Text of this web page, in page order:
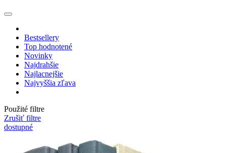
Bestsellery
Top hodnotené
Novinky
Najdrahšie
Najlacnejšie
Najvyššia zľava
Použité filtre
Zrušiť filtre
dostupné